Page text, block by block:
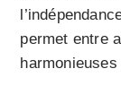
permet entre